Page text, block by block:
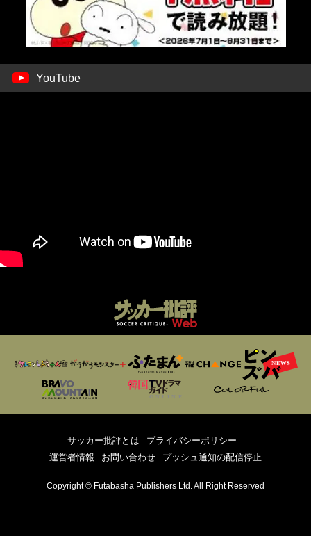
YouTube
サッカー批評とは
プライバシーポリシー
運営者情報
お問い合わせ プッシュ通知の配信停止
Copyright © Futabasha Publishers Ltd. All Right Reserved